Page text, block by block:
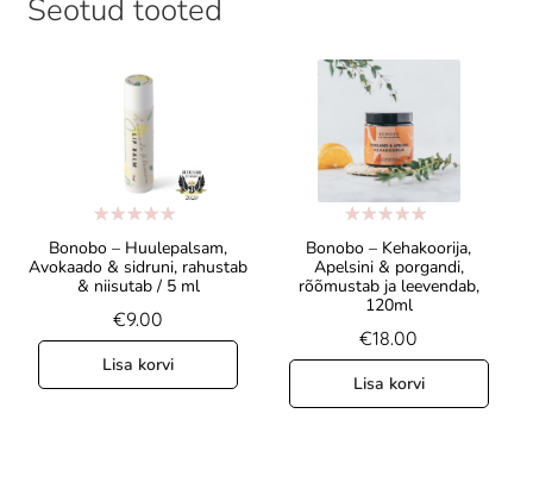
Seotud tooted
Bonobo – Huulepalsam,
Avokaado & sidruni, rahustab
& niisutab / 5 ml
Hinnanguga
5.00/ 5
€9.00
Lisa korvi
Bonobo – Kehakoorija,
Apelsini & porgandi,
rõõmustab ja leevendab,
120ml
Hinnanguga
5.00/ 5
€18.00
Lisa korvi